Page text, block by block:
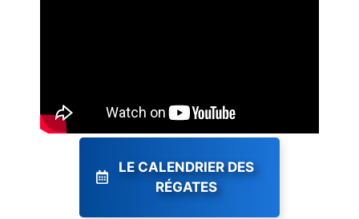
LE CALENDRIER DES
RÉGATES